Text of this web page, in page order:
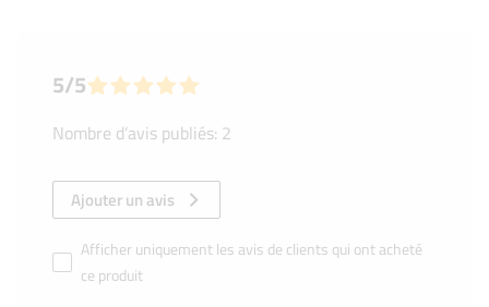
5/5
Nombre d’avis publiés: 2
Ajouter un avis
Afficher uniquement les avis de clients qui ont acheté
ce produit